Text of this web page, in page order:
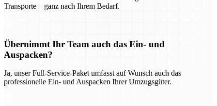
Transporte – ganz nach Ihrem Bedarf.
Übernimmt Ihr Team auch das Ein- und
Auspacken?
Ja, unser Full-Service-Paket umfasst auf Wunsch auch das
professionelle Ein- und Auspacken Ihrer Umzugsgüter.